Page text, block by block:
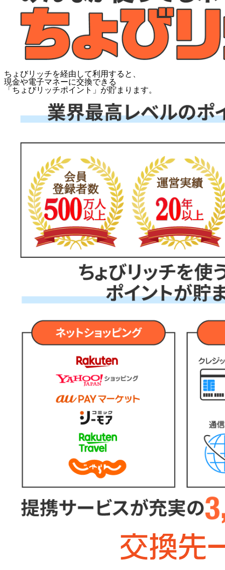
ちょびリッチを経由して利用すると、
現金や電子マネーに交換できる
「 ちょびリッチポイント 」が貯まります。